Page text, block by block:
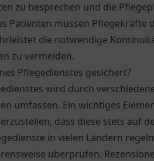
zu besprechen und die
Patienten müssen
die notwendige
zu vermeiden.
Pflegedienstes gesichert?
wird durch
umfassen. Ein wichtiges
dass diese stets auf
in vielen Ländern
überprüfen.